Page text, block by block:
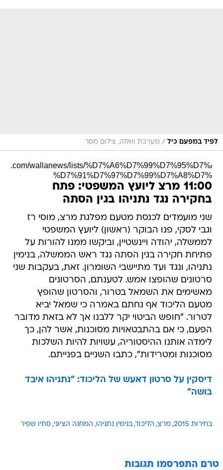
לפיד במפעם כיל / מערכת וואלה, צילום מסך
wallanews/lists/
11:00 מרצ ליועץ המשפטי: פתח
בחקירה נגד נתניהו בגין הסתה
שני מועמדים לכנסת מטעם מפלגת מרצ, מוסי רז
וגבי לסקי, פנו הבוקר (ראשון) ליועץ המשפטי
לממשלה, יהודה ויינשטיין, וביקשו ממנו להורות על
פתיחת חקירה בגין הסתה נגד ראש הממשלה, בנימין
נתניהו, ונגד ועד מתיישבי השומרון. זאת, בעקבות שני
סרטונים שהופצו אמש. לטענתם, הסרטונים
מאשימים את השמאל בטרור, והסרטון שהופץ
מטעם הליכוד אף נחתם באמרה כי שמאל יביא
לטרור. "חופש הביטוי יקר ללבנו אך לא בזאת מדובר
הפעם, כי אם בהתבטאויות מסוכנות, אשר להן, כך
לימדה אותנו ההיסטוריה, עשויות להיות השלכות
מסוכנות ומטרידות", כתבו השניים בפנייתם.
דיסקין על סרטון דאעש של הליכוד: "נתניהו איבד
בושה"
בחירות 2015 מרצ הליכוד בנימין נתניהו המחנה הציוני סתיו שפיר
טרם התפרסמו תגובות